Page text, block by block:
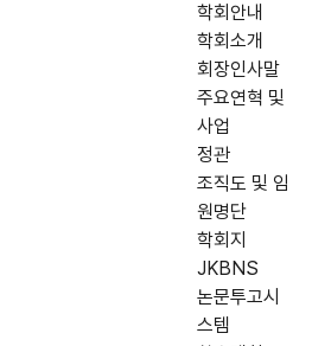
학회안내
학회소개
회장인사말
주요연혁 및
사업
정관
조직도 및 임
원명단
학회지
JKBNS
논문투고시
스템